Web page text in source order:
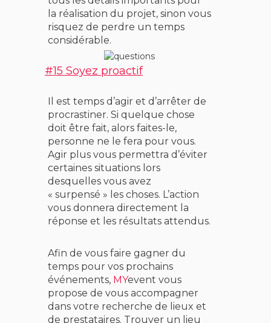
la réalisation du projet, sinon vous
risquez de perdre un temps
considérable.
#15 Soyez proactif
Il est temps d’agir et d’arrêter de
procrastiner. Si quelque chose
doit être fait, alors faites-le,
personne ne le fera pour vous.
Agir plus vous permettra d’éviter
certaines situations lors
desquelles vous avez
« surpensé » les choses. L’action
vous donnera directement la
réponse et les résultats attendus.
Afin de vous faire gagner du
temps pour vos prochains
événements, MYevent vous
propose de vous accompagner
dans votre recherche de lieux et
de prestataires. Trouver un lieu